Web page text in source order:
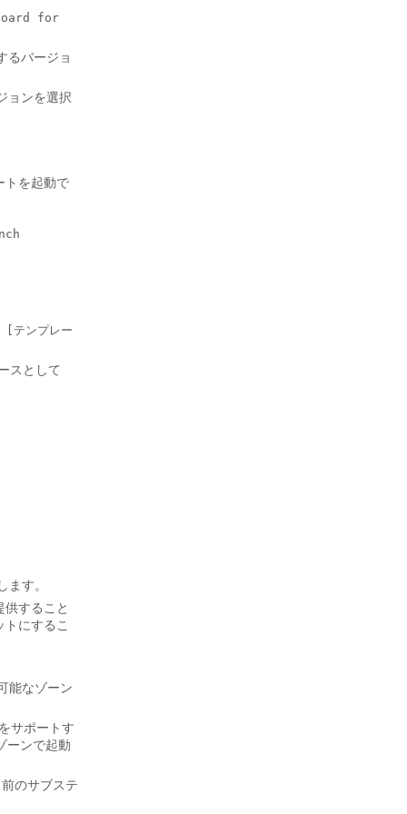
for
るバージョ
ョンを選択
トを起動で
[テンプレー
スとして
ます。
すること
トにするこ
能なゾーン
サポートす
ーンで起動
のサブステ